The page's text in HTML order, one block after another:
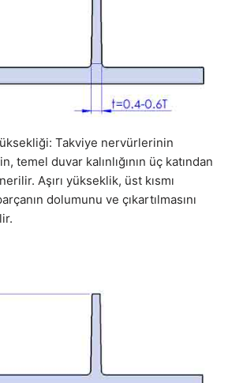
Takviye nervürlerinin
temel duvar kalınlığının üç katından
Aşırı yükseklik, üst kısmı
dolumunu ve çıkartılmasını